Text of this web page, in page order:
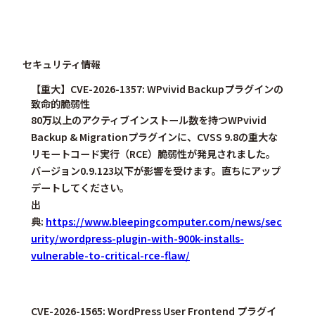
セキュリティ情報
【重大】CVE-2026-1357: WPvivid Backupプラグインの
致命的脆弱性
80万以上のアクティブインストール数を持つWPvivid
Backup & Migrationプラグインに、CVSS 9.8の重大な
リモートコード実行（RCE）脆弱性が発見されました。
バージョン0.9.123以下が影響を受けます。 直ちにアップ
デートしてください。
出
典: https://www.bleepingcomputer.com/news/sec
urity/wordpress-plugin-with-900k-installs-
vulnerable-to-critical-rce-flaw/
CVE-2026-1565: WordPress User Frontend プラグイ